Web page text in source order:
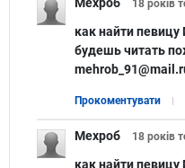
18 років
как найти
будешь читать
Прокоментувати
Мехроб 18 років
как найти